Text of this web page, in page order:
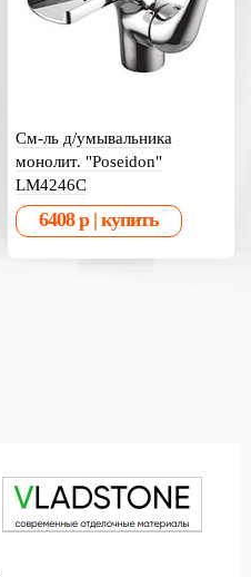
См-ль д/умывальника
монолит. "Poseidon"
LM4246C